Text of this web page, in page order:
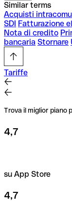
Similar terms
Acquisti
SDI Fatturazione
Nota di credito
bancaria Stornare
Tariffe
Trova il miglior piano
4,7
su App Store
4,7